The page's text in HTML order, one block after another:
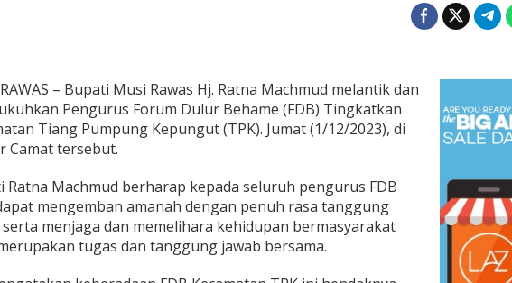
a
n
t
i
k
D
T
P
K
– Bupati Musi Rawas Hj. Ratna Machmud melantik dan
Pengurus Forum Dulur Behame (FDB) Tingkatkan
Tiang Pumpung Kepungut (TPK). Jumat (1/12/2023), di
Camat tersebut.
Ratna Machmud berharap kepada seluruh pengurus FDB
mengemban amanah dengan penuh rasa tanggung
serta menjaga dan memelihara kehidupan bermasyarakat
tugas dan tanggung jawab bersama.